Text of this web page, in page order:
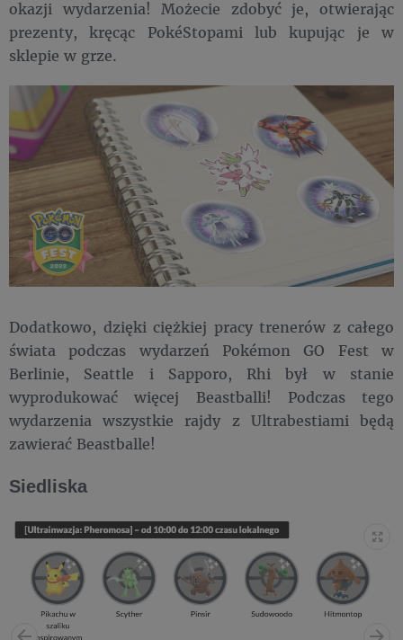
okazji wydarzenia! Możecie zdobyć je, otwierając
prezenty, kręcąc PokéStopami lub kupując je w
sklepie w grze.
Dodatkowo, dzięki ciężkiej pracy trenerów z całego
świata podczas wydarzeń Pokémon GO Fest w
Berlinie, Seattle i Sapporo, Rhi był w stanie
wyprodukować więcej Beastballi! Podczas tego
wydarzenia wszystkie rajdy z Ultrabestiami będą
zawierać Beastballe!
Siedliska